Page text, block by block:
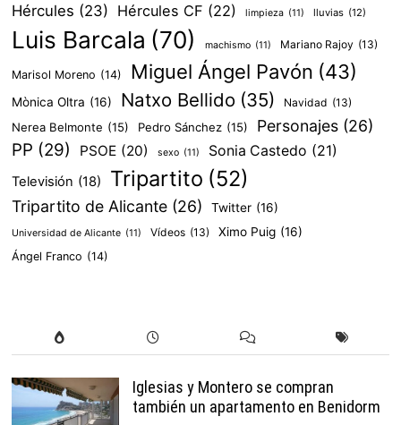
Hércules (23) Hércules CF (22) limpieza (11) lluvias (12)
Luis Barcala (70) machismo (11) Mariano Rajoy (13)
Marisol Moreno (14) Miguel Ángel Pavón (43)
Mònica Oltra (16) Natxo Bellido (35) Navidad (13)
Nerea Belmonte (15) Pedro Sánchez (15) Personajes (26)
PP (29) PSOE (20) sexo (11) Sonia Castedo (21)
Televisión (18) Tripartito (52)
Tripartito de Alicante (26) Twitter (16)
Universidad de Alicante (11) Vídeos (13) Ximo Puig (16)
Ángel Franco (14)
Iglesias y Montero se compran
también un apartamento en Benidorm